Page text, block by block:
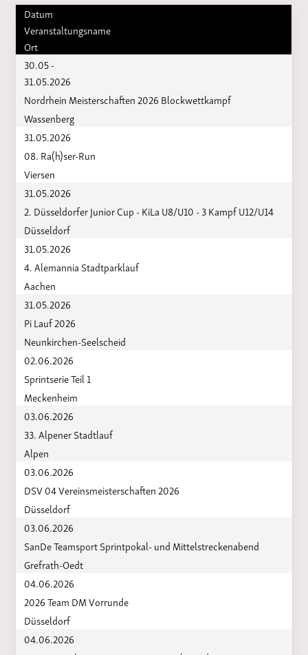
Datum
Veranstaltungsname
Ort
30.05 -
31.05.2026
Nordrhein Meisterschaften 2026 Blockwettkampf
Wassenberg
31.05.2026
08. Ra(h)ser-Run
Viersen
31.05.2026
2. Düsseldorfer Junior Cup - KiLa U8/U10 - 3 Kampf U12/U14
Düsseldorf
31.05.2026
4. Alemannia Stadtparklauf
Aachen
31.05.2026
Pi Lauf 2026
Neunkirchen-Seelscheid
02.06.2026
Sprintserie Teil 1
Meckenheim
03.06.2026
33. Alpener Stadtlauf
Alpen
03.06.2026
DSV 04 Vereinsmeisterschaften 2026
Düsseldorf
03.06.2026
SanDe Teamsport Sprintpokal- und Mittelstreckenabend
Grefrath-Oedt
04.06.2026
2026 Team DM Vorrunde
Düsseldorf
04.06.2026